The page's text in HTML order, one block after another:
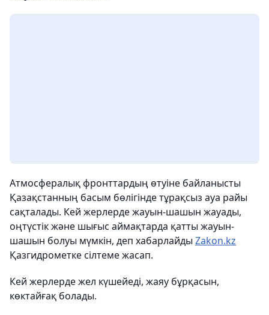
Атмосфералық фронттардың өтуіне байланысты
Қазақстанның басым бөлігінде тұрақсыз ауа райы
сақталады. Кей жерлерде жауын-шашын жауады,
оңтүстік және шығыс аймақтарда қатты жауын-
шашын болуы мүмкін, деп хабарлайды Zakon.kz
Қазгидрометке сілтеме жасап.
Кей жерлерде жел күшейеді, жаяу бұрқасын,
көктайғақ болады.